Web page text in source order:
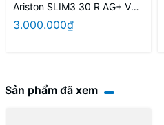
Ariston SLIM3 30 R AG+ VN
30L
3.000.000₫
Sản phẩm đã xem